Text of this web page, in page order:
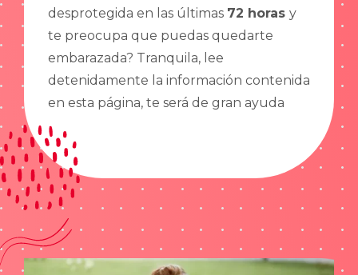
desprotegida en las últimas 72 horas y
te preocupa que puedas quedarte
embarazada? Tranquila, lee
detenidamente la información contenida
en esta página, te será de gran ayuda